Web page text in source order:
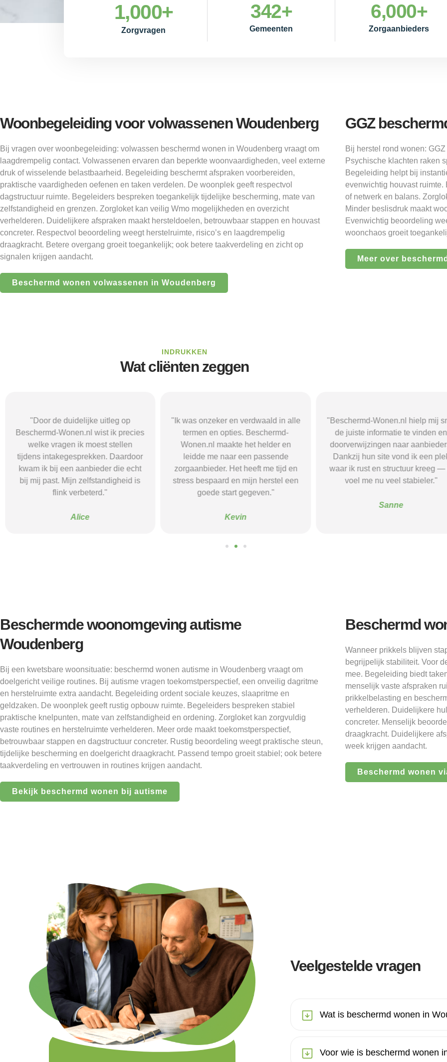
Zorgvragen
1,000+
Gemeenten
342+
Zorgaanbieders
6,000+
Woonbegeleiding voor volwassenen Woudenberg
Bij vragen over woonbegeleiding: volwassen beschermd wonen in Woudenberg vraagt om
laagdrempelig contact. Volwassenen ervaren dan beperkte woonvaardigheden, veel externe
druk of wisselende belastbaarheid. Begeleiding beschermt afspraken voorbereiden,
praktische vaardigheden oefenen en taken verdelen. De woonplek geeft respectvol
dagstructuur ruimte. Begeleiders bespreken toegankelijk tijdelijke bescherming, mate van
zelfstandigheid en grenzen. Zorgloket kan veilig Wmo mogelijkheden en overzicht
verhelderen. Duidelijkere afspraken maakt hersteldoelen, betrouwbaar stappen en houvast
concreter. Respectvol beoordeling weegt herstelruimte, risico’s en laagdrempelig
draagkracht. Betere overgang groeit toegankelijk; ook betere taakverdeling en zicht op
signalen krijgen aandacht.
Beschermd wonen volwassenen in Woudenberg
GGZ
Bij herstel rond wonen:
Psychische klachten raken
Begeleiding helpt bij
evenwichtig houvast
of netwerk en balans.
Minder beslisdruk maakt
Evenwichtig beoordeling
woonchaos groeit
Meer over
INDRUKKEN
Wat cliënten zeggen
"Door de duidelijke uitleg op
Beschermd-Wonen.nl wist ik precies
welke vragen ik moest stellen
tijdens intakegesprekken. Daardoor
kwam ik bij een aanbieder die echt
bij mij past. Mijn zelfstandigheid is
flink verbeterd."
Alice
"Ik was onzeker en verdwaald in alle
termen en opties. Beschermd-
Wonen.nl maakte het helder en
leidde me naar een passende
zorgaanbieder. Het heeft me tijd en
stress bespaard en mijn herstel een
goede start gegeven."
Kevin
"Beschermd-Wonen.nl hielp mij
de juiste informatie te vinden en
doorverwijzingen naar
Dankzij hun site vond ik een
waar ik rust en structuur kreeg —
voel me nu veel stabieler."
Sanne
Beschermde woonomgeving autisme
Woudenberg
Bij een kwetsbare woonsituatie: beschermd wonen autisme in Woudenberg vraagt om
doelgericht veilige routines. Bij autisme vragen toekomstperspectief, een onveilig dagritme
en herstelruimte extra aandacht. Begeleiding ordent sociale keuzes, slaapritme en
geldzaken. De woonplek geeft rustig opbouw ruimte. Begeleiders bespreken stabiel
praktische knelpunten, mate van zelfstandigheid en ordening. Zorgloket kan zorgvuldig
vaste routines en herstelruimte verhelderen. Meer orde maakt toekomstperspectief,
betrouwbaar stappen en dagstructuur concreter. Rustig beoordeling weegt praktische steun,
tijdelijke bescherming en doelgericht draagkracht. Passend tempo groeit stabiel; ook betere
taakverdeling en vertrouwen in routines krijgen aandacht.
Bekijk beschermd wonen bij autisme
Beschermd
Wanneer prikkels blijven
begrijpelijk stabiliteit. Voor
mee. Begeleiding biedt
menselijk vaste afspraken
prikkelbelasting en
verhelderen. Duidelijkere
concreter. Menselijk
draagkracht. Duidelijkere
week krijgen aandacht.
Beschermd wonen
Veelgestelde vragen
Wat is beschermd wonen in
Voor wie is beschermd wonen